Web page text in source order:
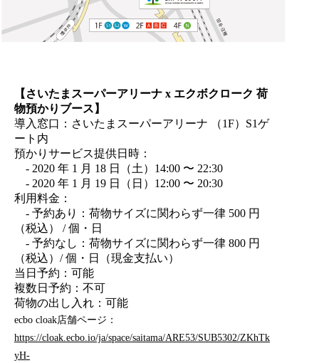
【さいたまスーパーアリーナ x エクボクローク 荷
物預かりブース】
導入窓口：さいたまスーパーアリーナ （1F）S1ゲ
ート内
預かりサービス提供日時：
- 2020 年 1 月 18 日（土）14:00 〜 22:30
- 2020 年 1 月 19 日（日）12:00 〜 20:30
利用料金：
- 予約あり：荷物サイズに関わらず一律 500 円
（税込） / 個・日
- 予約なし：荷物サイズに関わらず一律 800 円
（税込）/ 個・日（現金支払い）
当日予約：可能
複数日予約：不可
荷物の出し入れ：可能
ecbo cloak店舗ページ：
https://cloak.ecbo.io/ja/space/saitama/ARE53/SUB5302/ZKhTk
yH-